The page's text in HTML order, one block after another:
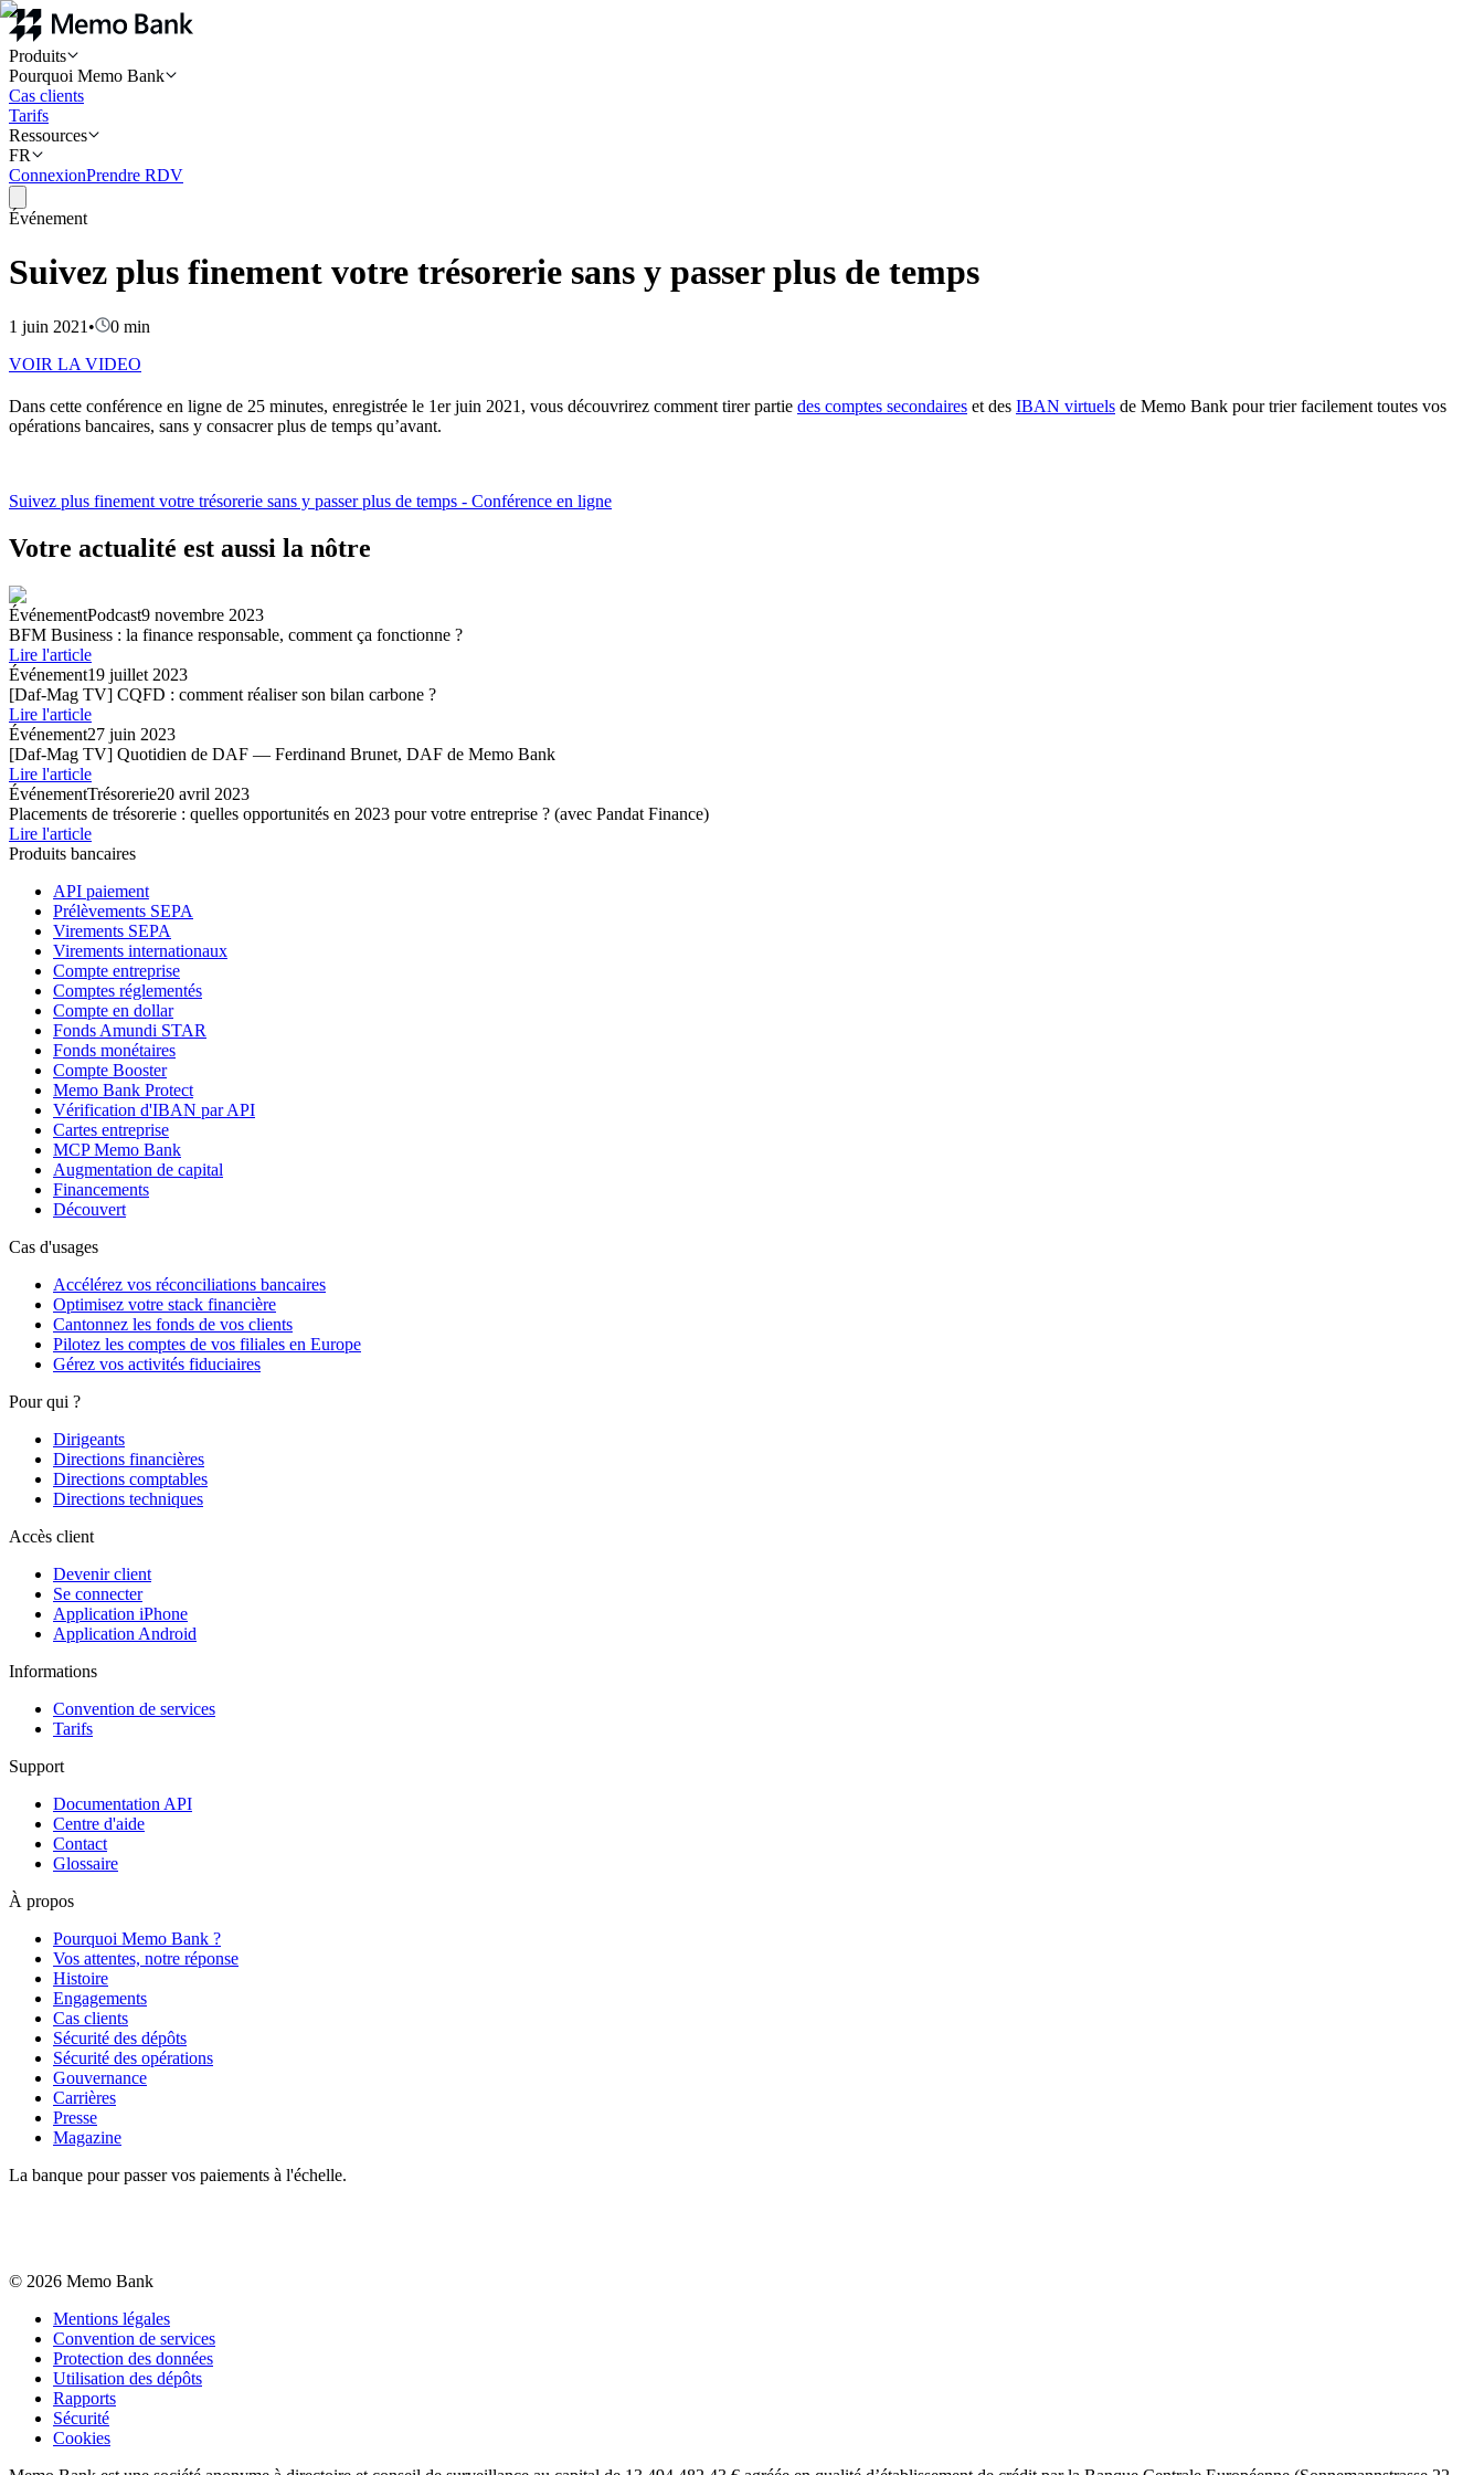
Produits
Pourquoi Memo Bank
Cas clients
Tarifs
Ressources
FR
ConnexionPrendre RDV
Événement
Suivez plus finement votre trésorerie sans y passer plus de temps
1 juin 2021 • 0 min
VOIR LA VIDEO
Dans cette conférence en ligne de 25 minutes, enregistrée le 1er juin 2021, vous découvrirez comment tirer partie des comptes secondaires et des IBAN virtuels de Memo Bank pour trier facilement toutes vos
opérations bancaires, sans y consacrer plus de temps qu’avant.
Suivez plus finement votre trésorerie sans y passer plus de temps - Conférence en ligne
Votre actualité est aussi la nôtre
ÉvénementPodcast9 novembre 2023
BFM Business : la finance responsable, comment ça fonctionne ?
Lire l'article
Événement19 juillet 2023
[Daf-Mag TV] CQFD : comment réaliser son bilan carbone ?
Lire l'article
Événement27 juin 2023
[Daf-Mag TV] Quotidien de DAF — Ferdinand Brunet, DAF de Memo Bank
Lire l'article
ÉvénementTrésorerie20 avril 2023
Placements de trésorerie : quelles opportunités en 2023 pour votre entreprise ? (avec Pandat Finance)
Lire l'article
Produits bancaires
API paiement
Prélèvements SEPA
Virements SEPA
Virements internationaux
Compte entreprise
Comptes réglementés
Compte en dollar
Fonds Amundi STAR
Fonds monétaires
Compte Booster
Memo Bank Protect
Vérification d'IBAN par API
Cartes entreprise
MCP Memo Bank
Augmentation de capital
Financements
Découvert
Cas d'usages
Accélérez vos réconciliations bancaires
Optimisez votre stack financière
Cantonnez les fonds de vos clients
Pilotez les comptes de vos filiales en Europe
Gérez vos activités fiduciaires
Pour qui ?
Dirigeants
Directions financières
Directions comptables
Directions techniques
Accès client
Devenir client
Se connecter
Application iPhone
Application Android
Informations
Convention de services
Tarifs
Support
Documentation API
Centre d'aide
Contact
Glossaire
À propos
Pourquoi Memo Bank ?
Vos attentes, notre réponse
Histoire
Engagements
Cas clients
Sécurité des dépôts
Sécurité des opérations
Gouvernance
Carrières
Presse
Magazine
La banque pour passer vos paiements à l'échelle.
© 2026 Memo Bank
Mentions légales
Convention de services
Protection des données
Utilisation des dépôts
Rapports
Sécurité
Cookies